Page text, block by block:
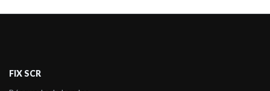
Obl ...
FIX SCR